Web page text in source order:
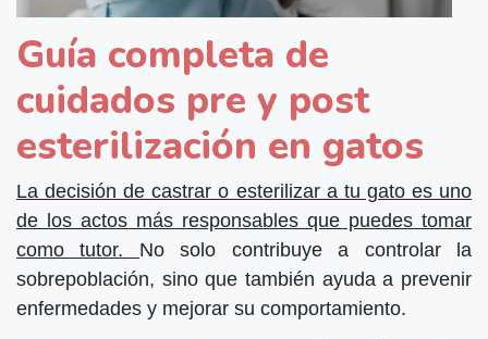
Guía completa de
cuidados pre y post
esterilización en gatos
La decisión de castrar o esterilizar a tu gato es uno
de los actos más responsables que puedes tomar
como tutor. No solo contribuye a controlar la
sobrepoblación, sino que también ayuda a prevenir
enfermedades y mejorar su comportamiento.